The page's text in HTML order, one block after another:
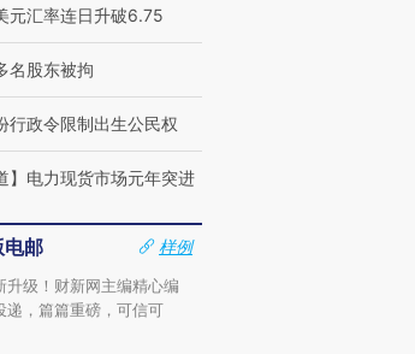
元汇率连日升破6.75
名股东被拘
行政令限制出生公民权
】电力现货市场元年突进
电邮
样例
升级！财新网主编精心编
递，篇篇重磅，可信可